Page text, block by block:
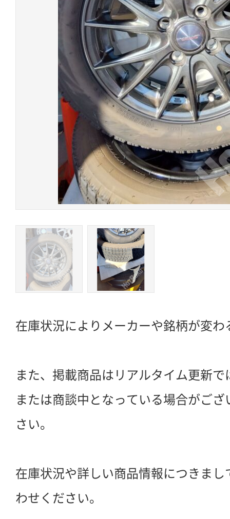
在庫状況によりメーカーや銘柄が変
また、掲載商品はリアルタイム更新
または商談中となっている場合がご
さい。
在庫状況や詳しい商品情報につきま
わせください。